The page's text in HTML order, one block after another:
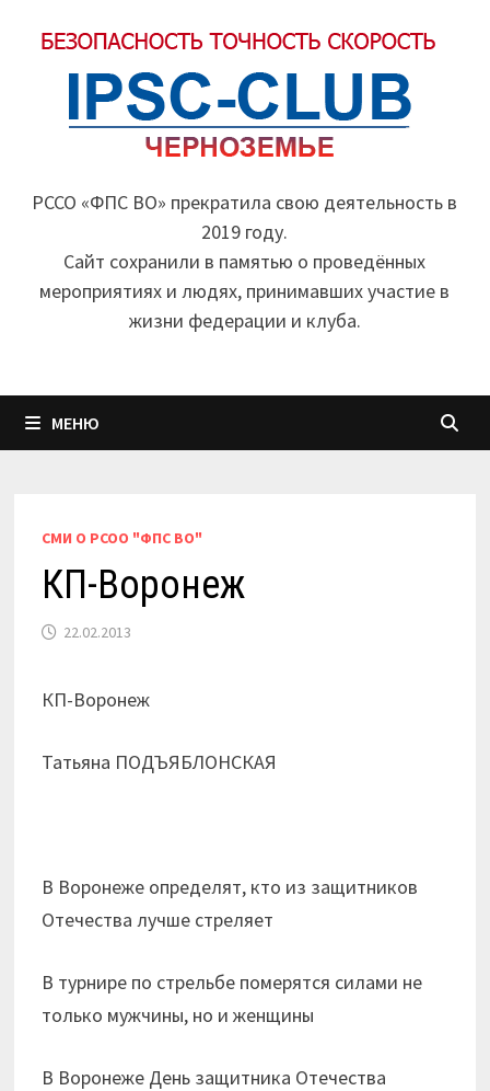
содержимому
РССО «ФПС ВО» прекратила свою деятельность в
2019 году.
Cайт сохранили в памятью о проведённых
мероприятиях и людях, принимавших участие в
жизни федерации и клуба.
МЕНЮ
СМИ О РСОО "ФПС ВО"
КП-Воронеж
22.02.2013
КП-Воронеж
Татьяна ПОДЪЯБЛОНСКАЯ
В Воронеже определят, кто из защитников
Отечества лучше стреляет
В турнире по стрельбе померятся силами не
только мужчины, но и женщины
В Воронеже День защитника Отечества